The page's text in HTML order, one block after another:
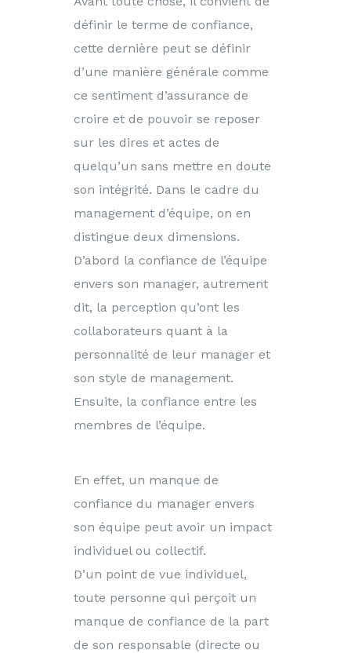
définir le terme de confiance,
cette dernière peut se définir
d’une manière générale comme
ce sentiment d’assurance de
croire et de pouvoir se reposer
sur les dires et actes de
quelqu’un sans mettre en doute
son intégrité. Dans le cadre du
management d’équipe, on en
distingue deux dimensions.
D’abord la confiance de l’équipe
envers son manager, autrement
dit, la perception qu’ont les
collaborateurs quant à la
personnalité de leur manager et
son style de management.
Ensuite, la confiance entre les
membres de l’équipe.
En effet, un manque de
confiance du manager envers
son équipe peut avoir un impact
individuel ou collectif.
D’un point de vue individuel,
toute personne qui perçoit un
manque de confiance de la part
de son responsable (directe ou